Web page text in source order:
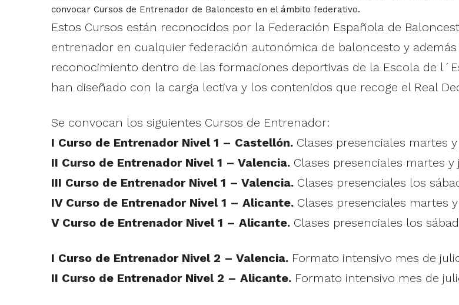
convocar Cursos de Entrenador de Baloncesto en el ámbito federativo.
Estos Cursos están reconocidos por la Federación Española de
entrenador en cualquier federación autonómica de baloncesto y
reconocimiento dentro de las formaciones deportivas de la Escola de
han diseñado con la carga lectiva y los contenidos que recoge el Real
Se convocan los siguientes Cursos de Entrenador:
I Curso de Entrenador Nivel 1 – Castellón.Clases presenciales martes y
II Curso de Entrenador Nivel 1 – Valencia. Clases presenciales martes y
III Curso de Entrenador Nivel 1 – Valencia.Clases presenciales los
IV Curso de Entrenador Nivel 1 – Alicante.Clases presenciales martes y
V Curso de Entrenador Nivel 1 – Alicante.Clases presenciales los
I Curso de Entrenador Nivel 2 – Valencia. Formato intensivo mes de
II Curso de Entrenador Nivel 2 – Alicante.Formato intensivo mes de